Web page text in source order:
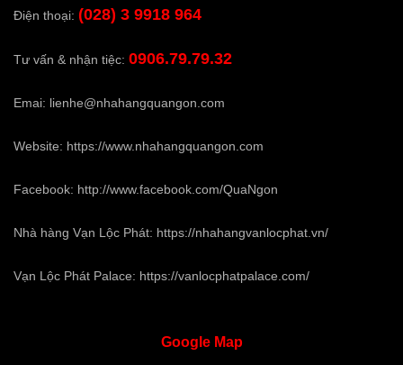
Điện thoại: (028) 3 9918 964
Tư vấn & nhận tiệc: 0906.79.79.32
Emai: lienhe@nhahangquangon.com
Website: https://www.nhahangquangon.com
Facebook: http://www.facebook.com/QuaNgon
Nhà hàng Vạn Lộc Phát: https://nhahangvanlocphat.vn/
Vạn Lộc Phát Palace: https://vanlocphatpalace.com/
GoogleMap